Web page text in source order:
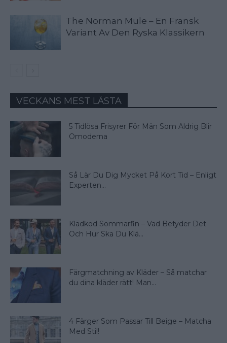
The Norman Mule – En Fransk
Variant Av Den Ryska Klassikern
VECKANS MEST LÄSTA
5 Tidlösa Frisyrer För Män Som Aldrig Blir
Omoderna
Så Lär Du Dig Mycket På Kort Tid – Enligt
Experten...
Klädkod Sommarfin – Vad Betyder Det
Och Hur Ska Du Klä...
Färgmatchning av Kläder – Så matchar
du dina kläder rätt! Man...
4 Färger Som Passar Till Beige – Matcha
Med Stil!